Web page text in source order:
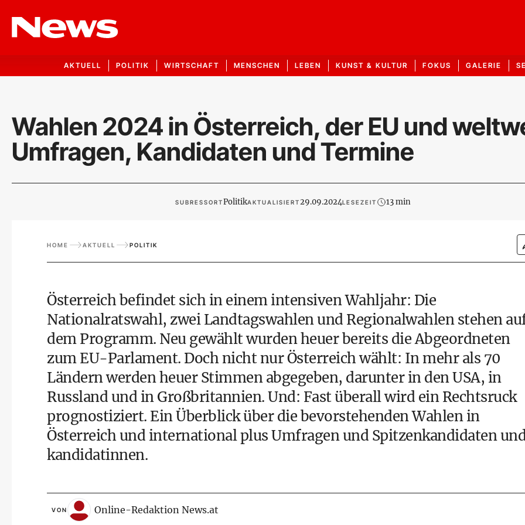
AKTUELL POLITIK WIRTSCHAFT MENSCHEN LEBEN KUNST & KULTUR FOKUS GALERIE
Wahlen 2024 in Österreich, der EU und
Umfragen, Kandidaten und Termine
SUBRESSORTPolitikAKTUALISIERT29.09.2024LESEZEIT 13 min
HOME AKTUELL POLITIK
Österreich befindet sich in einem intensiven Wahljahr: Die
Nationalratswahl, zwei Landtagswahlen und Regionalwahlen stehen
dem Programm. Neu gewählt wurden heuer bereits die Abgeordneten
zumEU-Parlament. Doch nicht nur Österreich wählt: In mehr als 70
Ländern werden heuer Stimmen abgegeben, darunter in den USA, in
Russland und in Großbritannien. Und: Fast überall wird ein Rechtsruck
prognostiziert. Ein Überblick über die bevorstehenden Wahlen in
Österreich und international plus Umfragen und Spitzenkandidaten
kandidatinnen.
VON Online-Redaktion News.at